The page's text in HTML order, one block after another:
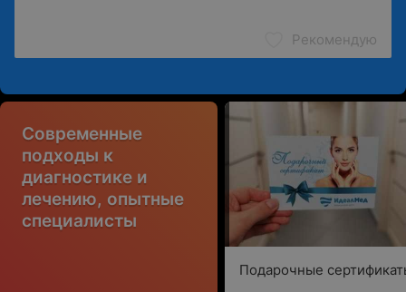
Рекомендую
Современные
подходы к
диагностике и
лечению, опытные
специалисты
Подарочные